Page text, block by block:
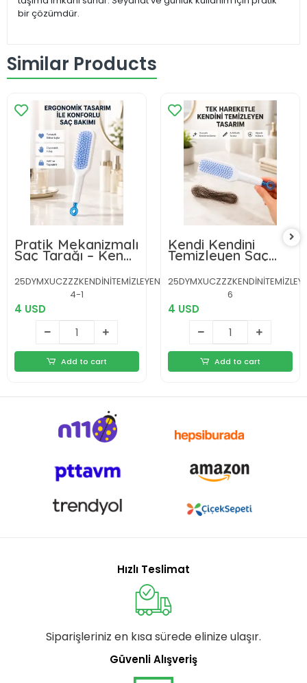
bir çözümdür.
Similar Products
Pratik Mekanizmalı
Saç Tarağı – Kendi
Kendini Temizler,
Taşınabilir
25DYMXUCZZZKENDİNİTEMİZLEYENTARAKKKK-
4-1
4 USD
Add to cart
Kendi Kendini
Temizleyen Saç
Tarağı – Anti-
Statik, Silikon
Uçlu, ABS
Malzeme, 22x4 cm
6
4 USD
Add to cart
Hızlı Teslimat
Siparişleriniz en kısa sürede elinize ulaşır.
Güvenli Alışveriş